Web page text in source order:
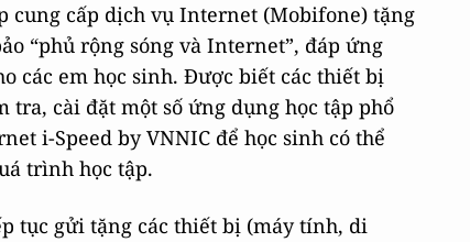
cung cấp dịch vụ Internet (Mobifone) tặng
“phủ rộng sóng và Internet”, đáp ứng
các em học sinh. Được biết các thiết bị
tra, cài đặt một số ứng dụng học tập phổ
i-Speed by VNNIC để học sinh có thể
trình học tập.
tục gửi tặng các thiết bị (máy tính, di